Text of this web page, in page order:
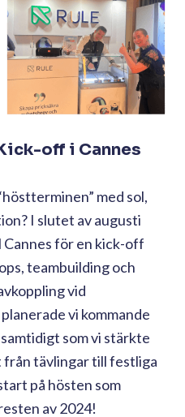
off i Cannes
med sol,
I slutet av augusti
för en kick-off
teambuilding och
vid
vi kommande
som vi stärkte
från tävlingar till festliga
på hösten som
av 2024!